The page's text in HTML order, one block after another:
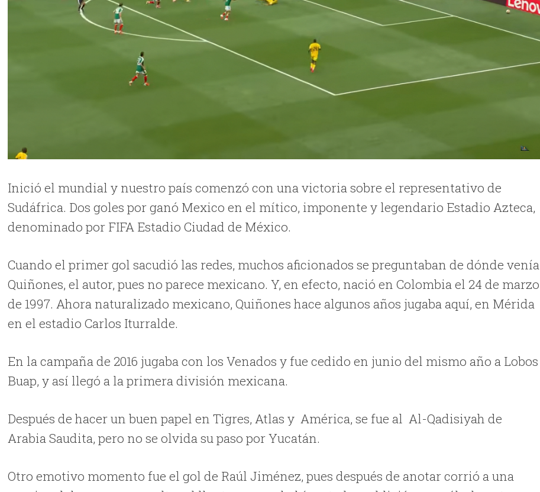
Inició el mundial y nuestro país comenzó con una victoria sobre el representativo de
Sudáfrica. Dos goles por ganó Mexico en el mítico, imponente y legendario Estadio Azteca,
denominado por FIFA Estadio Ciudad de México.
Cuando el primer gol sacudió las redes, muchos aficionados se preguntaban de dónde venía
Quiñones, el autor, pues no parece mexicano. Y, en efecto, nació en Colombia el 24 de marzo
de 1997. Ahora naturalizado mexicano, Quiñones hace algunos años jugaba aquí, en Mérida
en el estadio Carlos Iturralde.
En la campaña de 2016 jugaba con los Venados y fue cedido en junio del mismo año a Lobos
Buap, y así llegó a la primera división mexicana.
Después de hacer un buen papel en Tigres, Atlas y América, se fue al Al-Qadisiyah de
Arabia Saudita, pero no se olvida su paso por Yucatán.
Otro emotivo momento fue el gol de Raúl Jiménez, pues después de anotar corrió a una